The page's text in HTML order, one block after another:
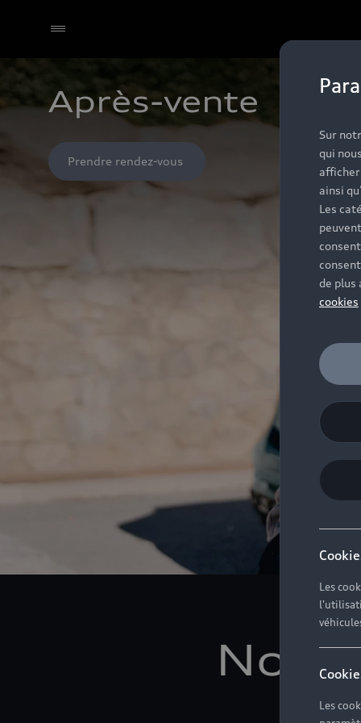
Sur
qui
ainsi
Les
de plus
cookies
Les
Les
Après-vente
Prendre rendez-vous